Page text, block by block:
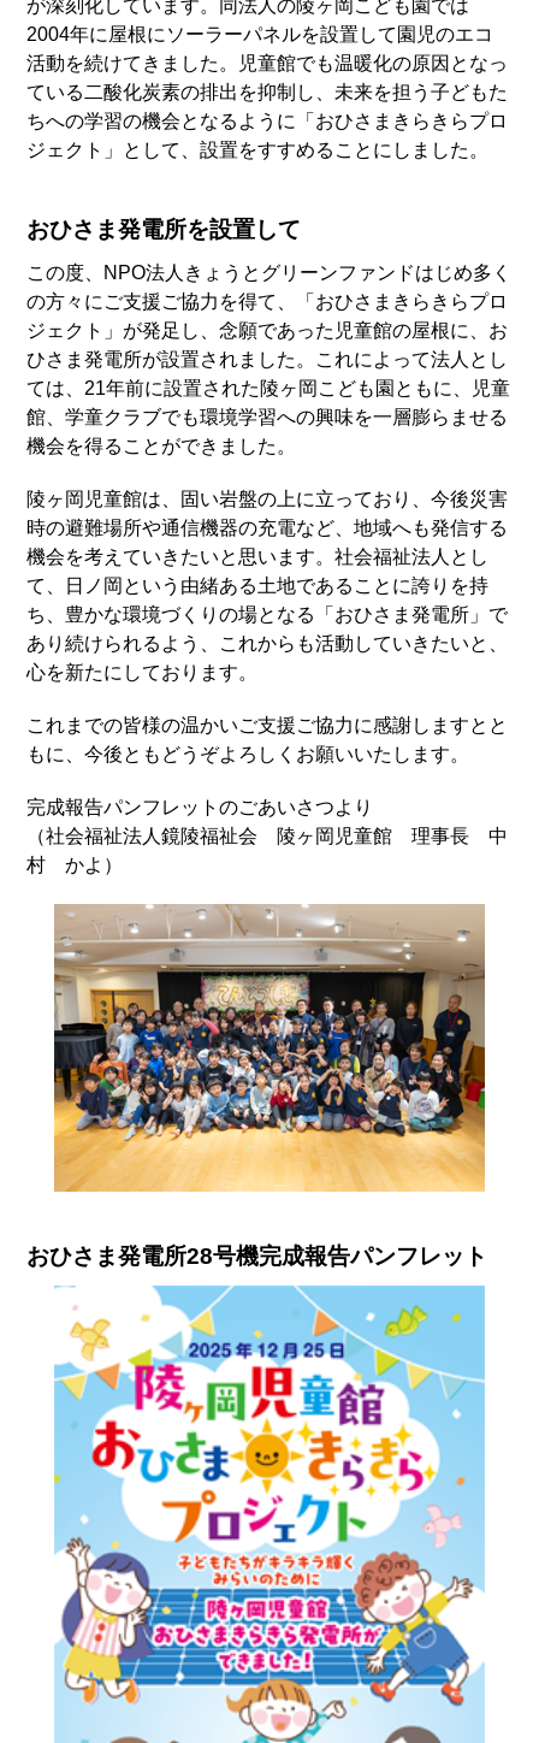
が深刻化しています。同法人の陵ヶ岡こども園では
2004年に屋根にソーラーパネルを設置して園児のエコ
活動を続けてきました。児童館でも温暖化の原因となっ
ている二酸化炭素の排出を抑制し、未来を担う子どもた
ちへの学習の機会となるように「おひさまきらきらプロ
ジェクト」として、設置をすすめることにしました。
おひさま発電所を設置して
この度、NPO法人きょうとグリーンファンドはじめ多く
の方々にご支援ご協力を得て、「おひさまきらきらプロ
ジェクト」が発足し、念願であった児童館の屋根に、お
ひさま発電所が設置されました。これによって法人とし
ては、21年前に設置された陵ヶ岡こども園ともに、児童
館、学童クラブでも環境学習への興味を一層膨らませる
機会を得ることができました。
陵ヶ岡児童館は、固い岩盤の上に立っており、今後災害
時の避難場所や通信機器の充電など、地域へも発信する
機会を考えていきたいと思います。社会福祉法人とし
て、日ノ岡という由緒ある土地であることに誇りを持
ち、豊かな環境づくりの場となる「おひさま発電所」で
あり続けられるよう、これからも活動していきたいと、
心を新たにしております。
これまでの皆様の温かいご支援ご協力に感謝しますとと
もに、今後ともどうぞよろしくお願いいたします。
完成報告パンフレットのごあいさつより
（社会福祉法人鏡陵福祉会 陵ヶ岡児童館 理事長 中
村 かよ）
おひさま発電所28号機完成報告パンフレット